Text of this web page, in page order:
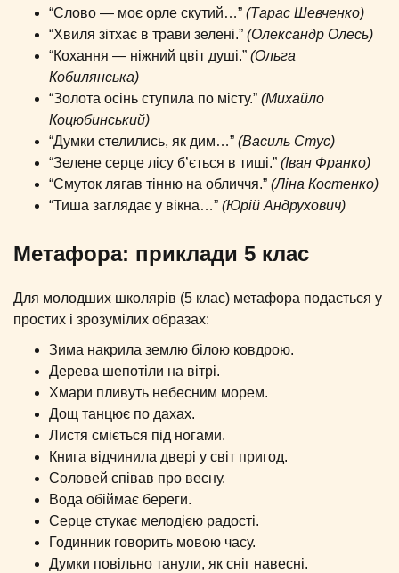
“Слово — моє орле скутий…” (Тарас Шевченко)
“Хвиля зітхає в трави зелені.” (Олександр Олесь)
“Кохання — ніжний цвіт душі.” (Ольга
Кобилянська)
“Золота осінь ступила по місту.” (Михайло
Коцюбинський)
“Думки стелились, як дим…” (Василь Стус)
“Зелене серце лісу б’ється в тиші.” (Іван Франко)
“Смуток лягав тінню на обличчя.” (Ліна Костенко)
“Тиша заглядає у вікна…” (Юрій Андрухович)
Метафора: приклади 5 клас
Для молодших школярів (5 клас) метафора подається у
простих і зрозумілих образах:
Зима накрила землю білою ковдрою.
Дерева шепотіли на вітрі.
Хмари пливуть небесним морем.
Дощ танцює по дахах.
Листя сміється під ногами.
Книга відчинила двері у світ пригод.
Соловей співав про весну.
Вода обіймає береги.
Серце стукає мелодією радості.
Годинник говорить мовою часу.
Думки повільно танули, як сніг навесні.